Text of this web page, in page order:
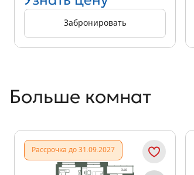
Забронировать
Больше комнат
Рассрочка до 31.09.2027